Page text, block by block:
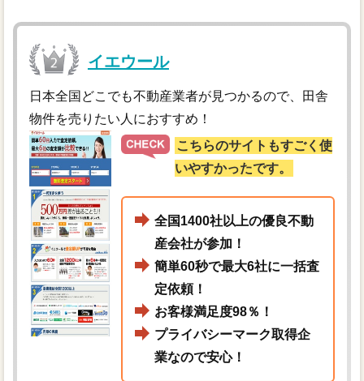
イエウール
日本全国どこでも不動産業者が見つかるので、田舎
物件を売りたい人におすすめ！
こちらのサイトもすごく使
いやすかったです。
全国1400社以上の優良不動
産会社が参加！
簡単60秒で最大6社に一括査
定依頼！
お客様満足度98％！
プライバシーマーク取得企
業なので安心！